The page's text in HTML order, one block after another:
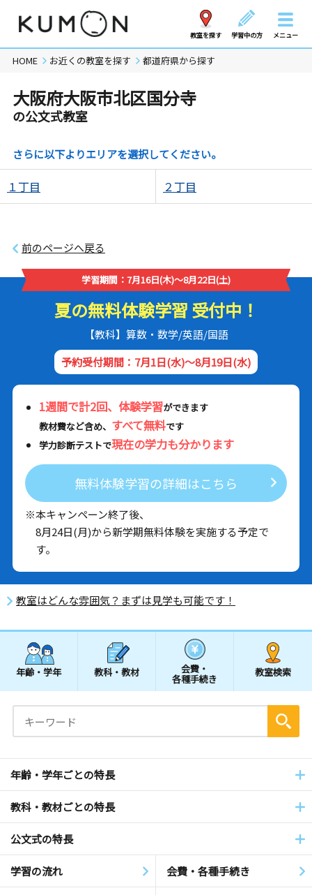
教室を探す 学習中の方 メニュー
HOME お近くの教室を探す 都道府県から探す
大阪府大阪市北区国分寺
の公文式教室
さらに以下よりエリアを選択してください。
１丁目 ２丁目
前のページへ戻る
学習期間：7月16日(木)～8月22日(土)
夏の無料体験学習 受付中！
【教科】算数・数学/英語/国語
予約受付期間：7月1日(水)～8月19日(水)
1週間で計2回、体験学習ができます
教材費など含め、 すべて無料です
学力診断テストで現在の学力も分かります
無料体験学習の詳細はこちら
※本キャンペーン終了後、
8月24日(月)から新学期無料体験を実施する予定で
す。
教室はどんな雰囲気？まずは見学も可能です！
年齢・学年 教科・教材 会費・
各種手続き
教室検索
年齢・学年ごとの特長
教科・教材ごとの特長
公文式の特長
学習の流れ 会費・各種手続き